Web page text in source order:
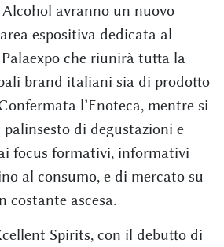
avranno un nuovo
espositiva dedicata al
che riunirà tutta la
brand italiani sia di prodotto
l’Enoteca, mentre si
di degustazioni e
focus formativi, informativi
al consumo, e di mercato su
costante ascesa.
Spirits, con il debutto di